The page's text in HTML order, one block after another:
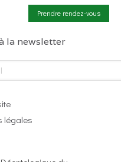
Prendre rendez-vous
la newsletter
légales